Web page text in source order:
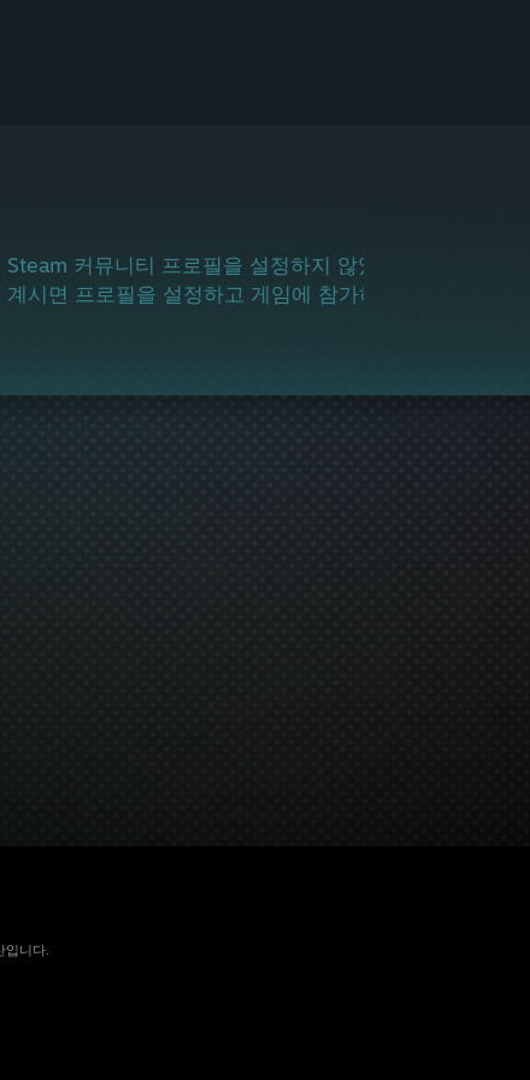
커뮤니티 프로필을 설정하지 않았습니다.
시면 프로필을 설정하고 게임에 참가하도록 권해 주세요!
입니다.